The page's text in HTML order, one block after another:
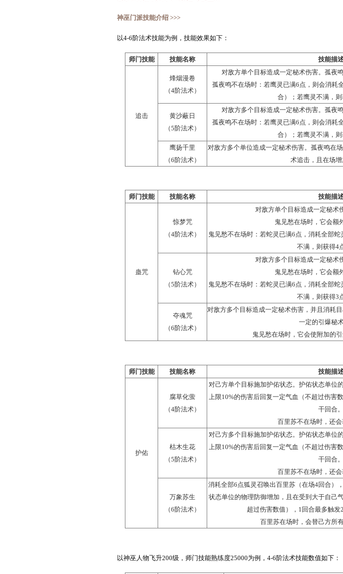
神巫的每一系师门都各有1-6阶法术，其中4、5、6阶法术
单体；2、5阶法术效果都作用于群体。特殊的是3、6阶法术，
下的3阶法术高。
更多详细技能介绍，可点击专题查阅
为例，技能效果如下：
师门技能 技能名称
烽烟漫卷
对敌方单个目标造成
孤夜鸣不在场时：若鹰灵
合
（5阶法术）
对敌方多个目标造成
孤夜鸣不在场时：若鹰灵
合
对敌方多个单位造成一定
师门技能 技能名称
惊梦咒
（4阶法术）
对敌方单
鬼
鬼见愁不在场时：若蛇灵
钻心咒
（5阶法术）
对敌方多
鬼
鬼见愁不在场时：若蛇灵
（6阶法术）
鬼见愁在场